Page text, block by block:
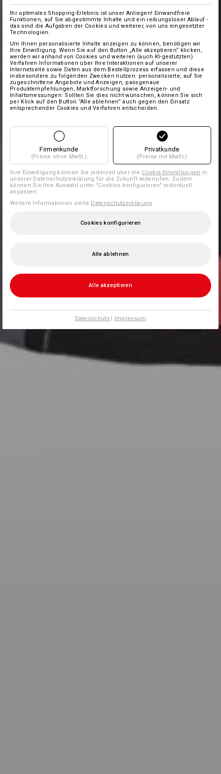
Ihr optimales Shopping-Erlebnis ist unser Anliegen! Einwandfreie
Funktionen, auf Sie abgestimmte Inhalte und ein reibungsloser Ablauf -
das sind die Aufgaben der Cookies und weiterer, von uns eingesetzter
Technologien.
Um Ihnen personalisierte Inhalte anzeigen zu können, benötigen wir
Ihre Einwilligung. Wenn Sie auf den Button „Alle akzeptieren“ klicken,
werden wir anhand von Cookies und weiteren (auch KI-gestützten)
Verfahren Informationen über Ihre Interaktionen auf unserer
Internetseite sowie Daten aus dem Bestellprozess erfassen und diese
insbesondere zu folgenden Zwecken nutzen: personalisierte, auf Sie
zugeschnittene Angebote und Anzeigen, passgenaue
Produktempfehlungen, Marktforschung sowie Anzeigen- und
Inhaltsmessungen. Sollten Sie dies nicht wünschen, können Sie sich
per Klick auf den Button “Alle ablehnen” auch gegen den Einsatz
entsprechender Cookies und Verfahren entscheiden.
Firmenkunde
(Preise ohne MwSt.)
Privatkunde
(Preise mit MwSt.)
Ihre Einwilligung können Sie jederzeit über die Cookie-Einstellungen in
unserer Datenschutzerklärung für die Zukunft widerrufen. Zudem
können Sie Ihre Auswahl unter "Cookies konfigurieren" individuell
anpassen
Weitere Informationen siehe Datenschutzerklärung
Cookies konfigurieren
Alle ablehnen
Alle akzeptieren
Datenschutz| Impressum